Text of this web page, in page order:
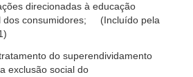
direcionadas à educação
dos consumidores; (Incluído pela
do superendividamento
exclusão social do